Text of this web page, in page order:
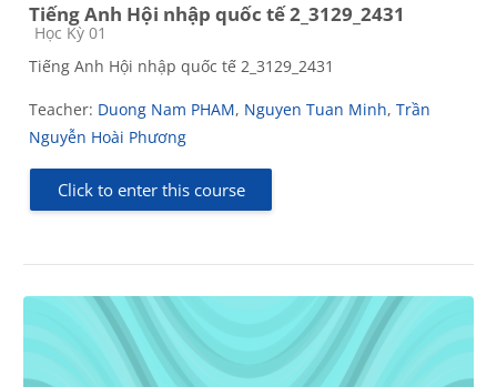
Tiếng Anh Hội nhập quốc tế 2_3129_2431
Course category
Học Kỳ 01
Tiếng Anh Hội nhập quốc tế 2_3129_2431
Teacher: Duong Nam PHAM, Nguyen Tuan Minh, Trần
Nguyễn Hoài Phương
Click to enter this course